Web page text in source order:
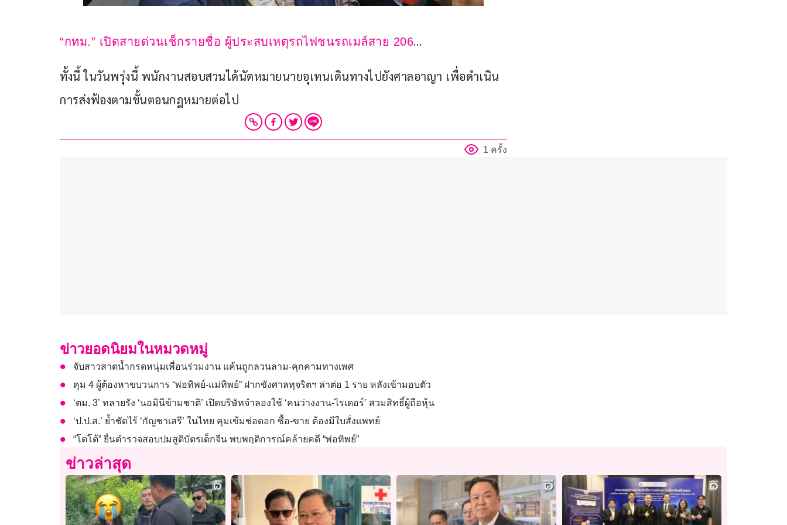
“กทม.” เปิดสายด่วนเช็กรายชื่อ ผู้ประสบเหตุรถไฟชนรถเมล์สาย 206…
ทั้งนี้ ในวันพรุ่งนี้ พนักงานสอบสวนได้นัดหมายนายอุเทนเดินทางไปยังศาลอาญา เพื่อดำเนิน
การส่งฟ้องตามขั้นตอนกฎหมายต่อไป
1 ครั้ง
ข่าวยอดนิยมในหมวดหมู่
จับสาวสาดน้ำกรดหนุ่มเพื่อนร่วมงาน แค้นถูกลวนลาม-คุกคามทางเพศ
คุม 4 ผู้ต้องหาขบวนการ “พ่อทิพย์-แม่ทิพย์” ฝากขังศาลทุจริตฯ ล่าต่อ 1 ราย หลังเข้ามอบตัว
‘ตม. 3’ ทลายรัง ‘นอมินีข้ามชาติ’ เปิดบริษัทจำลองใช้ ‘คนว่างงาน-ไรเดอร์’ สวมสิทธิ์ผู้ถือหุ้น
‘ป.ป.ส.’ ย้ำชัดไร้ ‘กัญชาเสรี’ ในไทย คุมเข้มช่อดอก ซื้อ-ขาย ต้องมีใบสั่งแพทย์
“โตโต้” ยื่นตำรวจสอบปมสูติบัตรเด็กจีน พบพฤติการณ์คล้ายคดี “พ่อทิพย์”
ข่าวล่าสุด